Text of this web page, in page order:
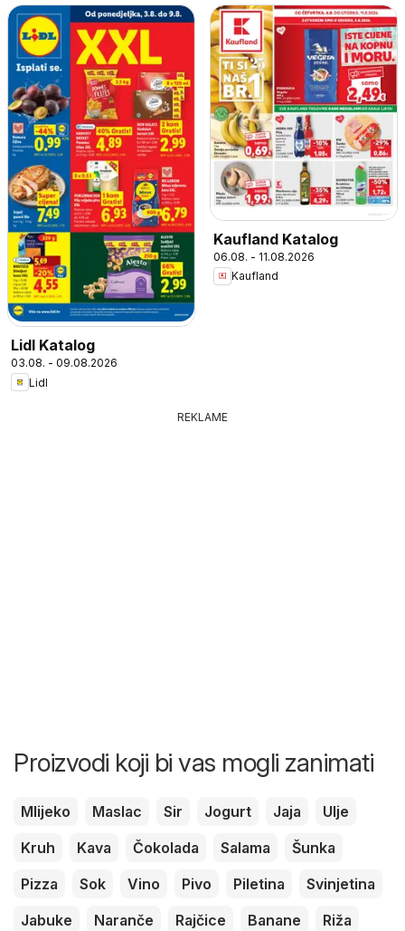
Lidl Katalog
03.08. - 09.08.2026
Lidl
Kaufland Katalog
06.08. - 11.08.2026
Kaufland
REKLAME
Proizvodi koji bi vas mogli zanimati
Mlijeko Maslac Sir Jogurt Jaja
Ulje
Kruh
Kava Čokolada Salama
Šunka
Pizza
Sok Vino Pivo Piletina
Svinjetina
Jabuke
Naranče Rajčice Banane
Riža